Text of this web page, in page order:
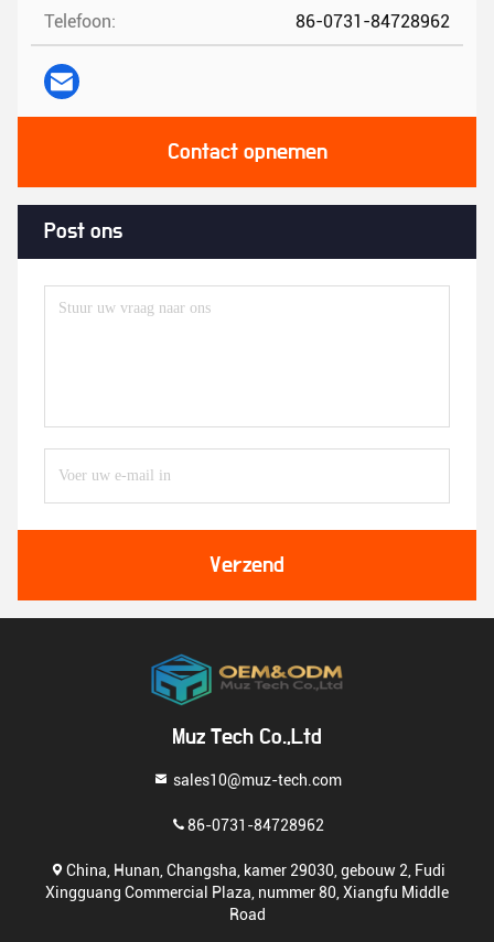
Telefoon: 86-0731-84728962
Contact opnemen
Post ons
Verzend
Muz Tech Co.,Ltd
sales10@muz-tech.com
86-0731-84728962
China, Hunan, Changsha, kamer 29030, gebouw 2, Fudi
Xingguang Commercial Plaza, nummer 80, Xiangfu Middle
Road